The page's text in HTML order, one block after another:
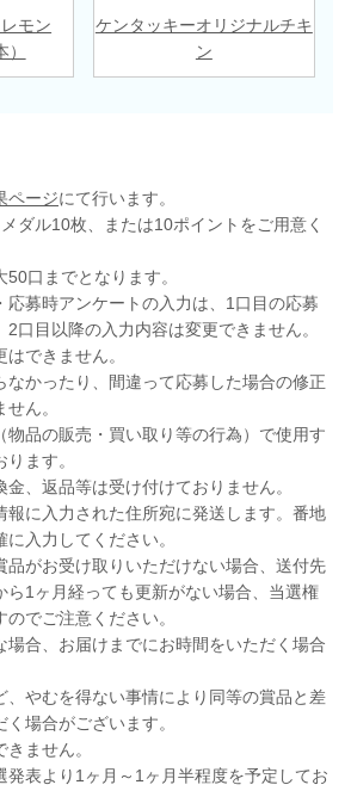
モン
ケンタッキーオリジナルチキ
ン
ページにて行います。
ダル10枚、または10ポイントをご用意く
口までとなります。
応募時アンケートの入力は、1口目の応募
口目以降の入力内容は変更できません。
できません。
なかったり、間違って応募した場合の修正
ん。
物品の販売・買い取り等の行為）で使用す
ます。
、返品等は受け付けておりません。
報に入力された住所宛に発送します。番地
入力してください。
品がお受け取りいただけない場合、送付先
ら1ヶ月経っても更新がない場合、当選権
でご注意ください。
場合、お届けまでにお時間をいただく場合
、やむを得ない事情により同等の賞品と差
場合がございます。
ません。
発表より1ヶ月～1ヶ月半程度を予定してお